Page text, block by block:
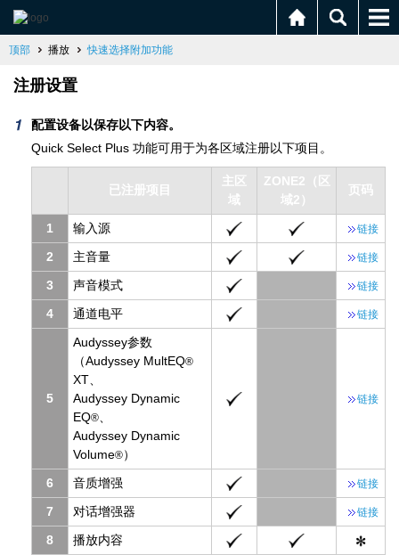
顶部 播放 快速选择附加功能
注册设置
配置设备以保存以下内容。
Quick Select Plus 功能可用于为各区域注册以下项目。
已注册项目
主区
域
ZONE2（区
域2）
页码
1 输入源 链接
2 主音量 链接
3 声音模式 链接
4 通道电平 链接
5
Audyssey参数
（Audyssey MultEQ®
XT、
Audyssey Dynamic
EQ®
Audyssey Dynamic
Volume®）
链接
6 音质增强 链接
7 对话增强器 链接
8
播放内容